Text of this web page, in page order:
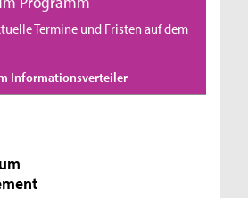
Termine und Fristen auf dem
Informationsverteiler